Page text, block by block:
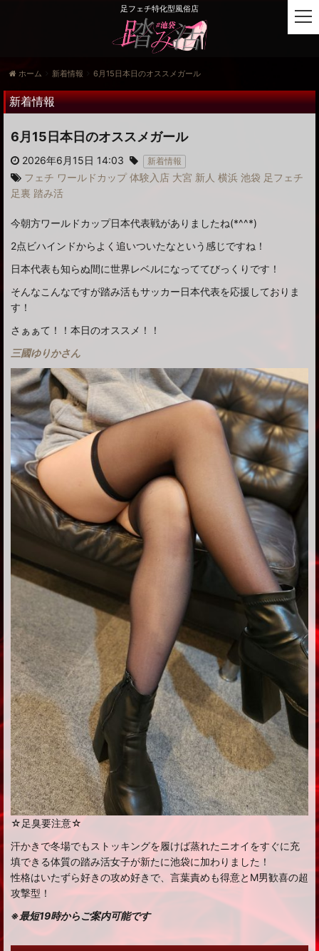
足フェチ特化型風俗店
ホーム 新着情報 6月15日本日のオススメガール
新着情報
6月15日本日のオススメガール
2026年6月15日 14:03 新着情報
フェチ ワールドカップ 体験入店 大宮 新人 横浜 池袋 足フェチ
足裏 踏み活
今朝方ワールドカップ日本代表戦がありましたね(*^^*)
2点ビハインドからよく追いついたなという感じですね！
日本代表も知らぬ間に世界レベルになっててびっくりです！
そんなこんなですが踏み活もサッカー日本代表を応援しておりま
す！
さぁぁて！！本日のオススメ！！
三國ゆりかさん
☆足臭要注意☆
汗かきで冬場でもストッキングを履けば蒸れたニオイをすぐに充
填できる体質の踏み活女子が新たに池袋に加わりました！
性格はいたずら好きの攻め好きで、言葉責めも得意とM男歓喜の超
攻撃型！
※最短19時からご案内可能です
t
o
e